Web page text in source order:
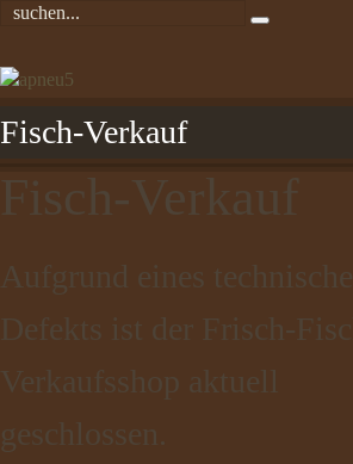
Fisch-Verkauf
Fisch-Verkauf
Aufgrund eines technischen
Defekts ist der Frisch-Fisch
Verkaufsshop aktuell
geschlossen.